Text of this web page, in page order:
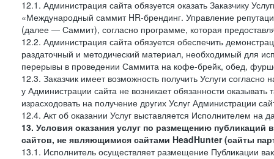
12.1. Администрация сайта обязуется оказать Заказчику
«Международный саммит HR-брендинг. Управление
(далее — Саммит), согласно программе, которая
12.2. Администрация сайта обязуется обеспечить
раздаточный и методический материал, необходимый для
перерывы в проведении Саммита на кофе-брейк, обед,
12.3. Заказчик имеет возможность получить Услуги
у Администрации сайта не возникает обязанности
израсходовать на получение других Услуг Администрации
12.4. Акт об оказании Услуг выставляется Исполнителем на
13. Условия оказания услуг по размещению
сайтов, не являющимися сайтами HeadHunter (сайты
13.1. Исполнитель осуществляет размещение Публикации